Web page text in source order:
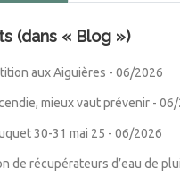
(dans « Blog »)
aux Aiguières - 06/2026
mieux vaut prévenir -
30-31 mai 25 - 06/2026
de récupérateurs d’eau de